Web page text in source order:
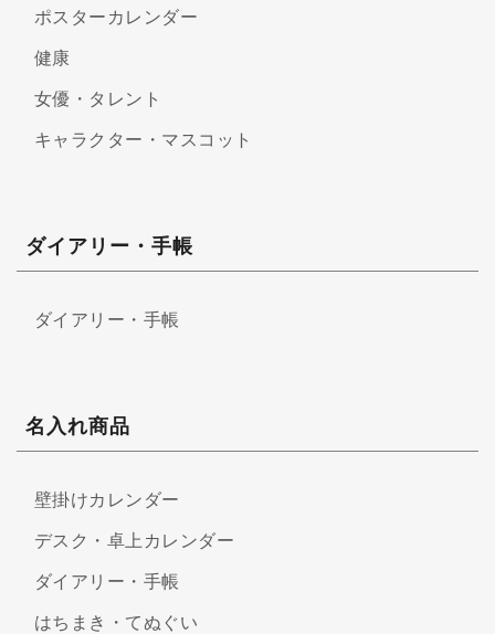
ポスターカレンダー
健康
女優・タレント
キャラクター・マスコット
ダイアリー・手帳
ダイアリー・手帳
名入れ商品
壁掛けカレンダー
デスク・卓上カレンダー
ダイアリー・手帳
はちまき・てぬぐい